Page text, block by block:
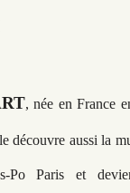
, née en France
découvre aussi la
Po Paris et